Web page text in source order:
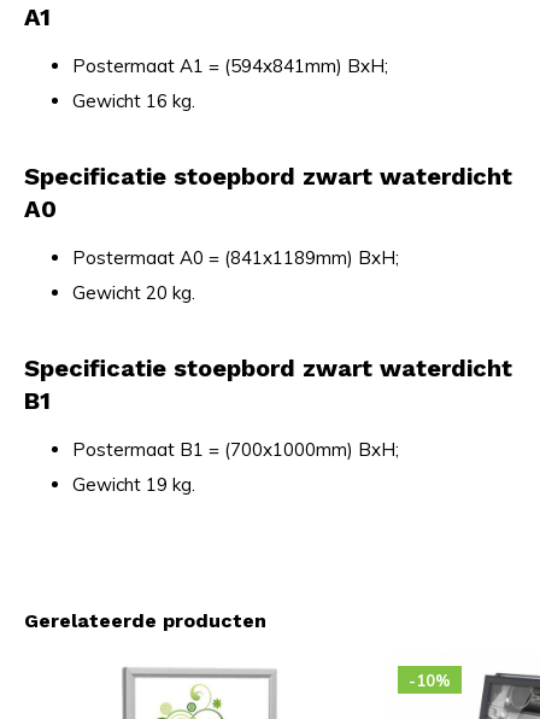
A1
Postermaat A1 = (594x841mm) BxH;
Gewicht 16 kg.
Specificatie stoepbord zwart waterdicht
A0
Postermaat A0 = (841x1189mm) BxH;
Gewicht 20 kg.
Specificatie stoepbord zwart waterdicht
B1
Postermaat B1 = (700x1000mm) BxH;
Gewicht 19 kg.
Gerelateerde producten
-10%